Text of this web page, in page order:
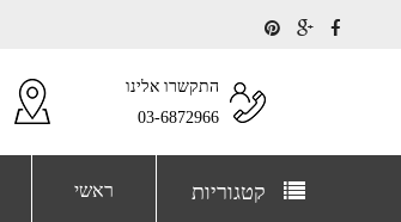
התקשרו אלינו
03-6872966
קטגוריות ראשי